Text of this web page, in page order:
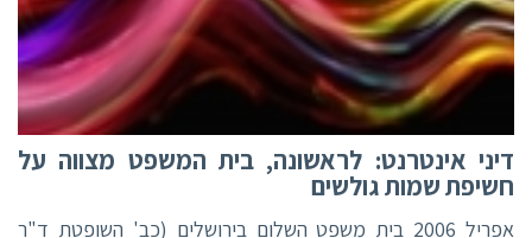
דיני אינטרנט: לראשונה, בית המשפט מצווה על
חשיפת שמות גולשים
אפריל 2006 בית משפט השלום בירושלים (כב' השופטת ד"ר